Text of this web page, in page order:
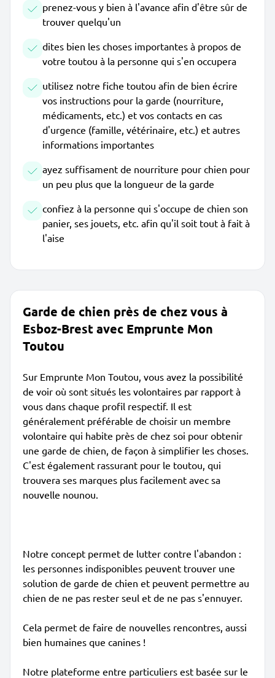
prenez-vous y bien à l'avance afin d'être sûr de
trouver quelqu'un
dites bien les choses importantes à propos de
votre toutou à la personne qui s'en occupera
utilisez notre fiche toutou afin de bien écrire
vos instructions pour la garde (nourriture,
médicaments, etc.) et vos contacts en cas
d'urgence (famille, vétérinaire, etc.) et autres
informations importantes
ayez suffisament de nourriture pour chien pour
un peu plus que la longueur de la garde
confiez à la personne qui s'occupe de chien son
panier, ses jouets, etc. afin qu'il soit tout à fait à
l'aise
Garde de chien près de chez vous à
Esboz-Brest avec Emprunte Mon
Toutou
Sur Emprunte Mon Toutou, vous avez la possibilité
de voir où sont situés les volontaires par rapport à
vous dans chaque profil respectif. Il est
généralement préférable de choisir un membre
volontaire qui habite près de chez soi pour obtenir
une garde de chien, de façon à simplifier les choses.
C'est également rassurant pour le toutou, qui
trouvera ses marques plus facilement avec sa
nouvelle nounou.
Notre concept permet de lutter contre l'abandon :
les personnes indisponibles peuvent trouver une
solution de garde de chien et peuvent permettre au
chien de ne pas rester seul et de ne pas s'ennuyer.
Cela permet de faire de nouvelles rencontres, aussi
bien humaines que canines !
Notre plateforme entre particuliers est basée sur le